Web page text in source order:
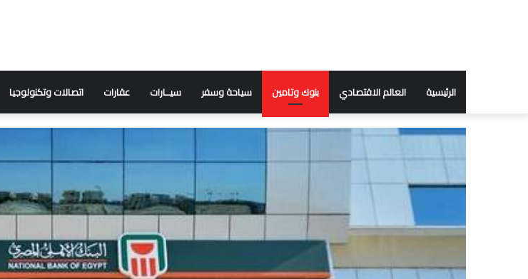
الرئيسية العالم الاقتصادي بنوك وتامين سياحة وسفر سيــارات عقارات اتصالات وتكنولوجيا